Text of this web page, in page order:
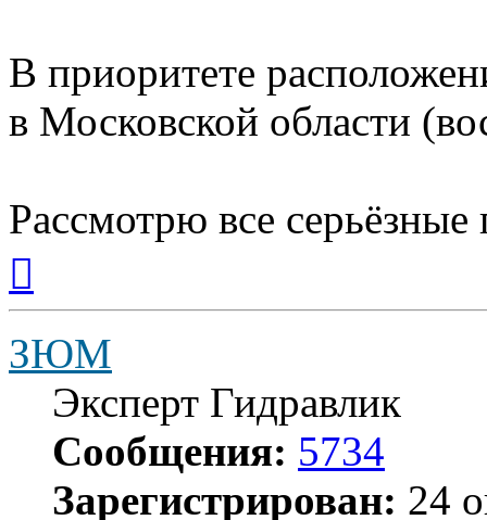
В приоритете
в Московской области
Рассмотрю все
началу
ЗЮМ
Эксперт Гидравлик
Сообщения: 5734
Зарегистрирован: 24